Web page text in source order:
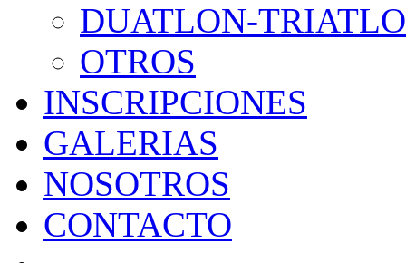
DUATLON-
OTROS
INSCRIPCIONES
GALERIAS
NOSOTROS
CONTACTO